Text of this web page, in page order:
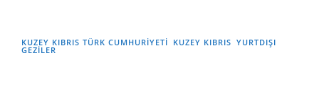
KUZEY KIBRIS TÜRK CUMHURİYETİ KUZEY KIBRIS YURTDIŞI
GEZILER